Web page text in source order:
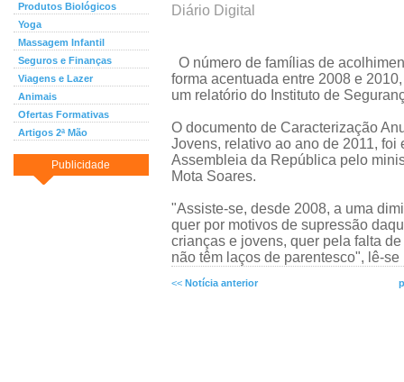
Produtos Biológicos
Yoga
Massagem Infantil
Seguros e Finanças
Viagens e Lazer
Animais
Ofertas Formativas
Artigos 2ª Mão
Publicidade
Diário Digital
O número de famílias de
forma acentuada entre 2008 e
um relatório do Instituto de
O documento de Caracterização
Jovens, relativo ao ano de 2011,
Assembleia da República pelo
Mota Soares.
"Assiste-se, desde 2008, a uma
quer por motivos de supressão
crianças e jovens, quer pela falta
não têm laços de parentesco", lê-
<< Notícia anterior